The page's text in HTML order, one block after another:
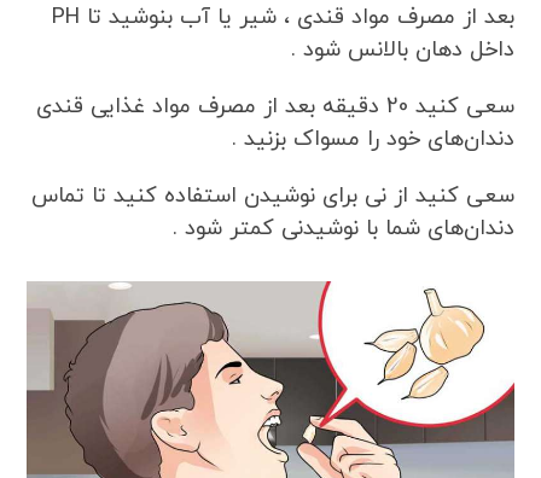
بعد از مصرف مواد قندی ، شیر یا آب بنوشید تا PH
داخل دهان بالانس شود .
سعی کنید 20 دقیقه بعد از مصرف مواد غذایی قندی
دندان‌های خود را مسواک بزنید .
سعی کنید از نی برای نوشیدن استفاده کنید تا تماس
دندان‌های شما با نوشیدنی کمتر شود .